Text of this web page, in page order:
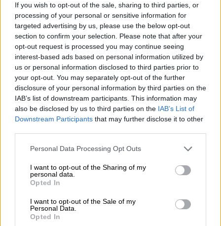
If you wish to opt-out of the sale, sharing to third parties, or
processing of your personal or sensitive information for
targeted advertising by us, please use the below opt-out
section to confirm your selection. Please note that after your
opt-out request is processed you may continue seeing
interest-based ads based on personal information utilized by
us or personal information disclosed to third parties prior to
your opt-out. You may separately opt-out of the further
disclosure of your personal information by third parties on the
IAB’s list of downstream participants. This information may
also be disclosed by us to third parties on the IAB’s List of
Downstream Participants that may further disclose it to other
Personal Data Processing Opt Outs
I want to opt-out of the Sharing of my
personal data.
Opted In
I want to opt-out of the Sale of my
Personal Data.
Opted In
dejado secuelas. Se ha ampliado la grieta en la
cada vez más insostenible alianza interalemana
entre democristianos y socialdemócratas y se
han registrado sonoras escaramuzas en los
bancos de la asamblea de Estrasburgo. En el
fondo, lo que subyace de este episodio de
selección de la nomenclatura europea es la
difícil sintonía entre los aliados considerados
preferenciales del club: Alemania y Francia.
Aunque haya habido pacto al final (casi siempre
lo hay), el Eje no anda fino, y se nota en cada
curva del camino y en cada cuesta del cada día
más penoso proceso de integración europea.
Juan Antonio Sacaluga
Licenciado en C.C. de la Información por la UCM y
Licenciado en Filosofía y Letras UAM. Ha trabajado